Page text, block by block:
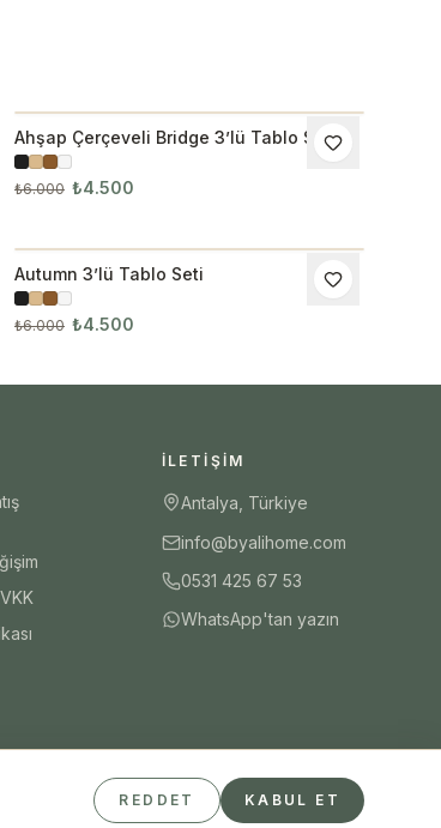
İNDIRIM
Ahşap Çerçeveli Bridge 3’lü Tablo Seti
₺6.000 ₺4.500
İNDIRIM
Autumn 3’lü Tablo Seti
₺6.000 ₺4.500
İLETIŞIM
Antalya, Türkiye
info@byalihome.com
0531 425 67 53
WhatsApp'tan yazın
Visa Mastercard Havale/EFT
REDDET KABUL ET